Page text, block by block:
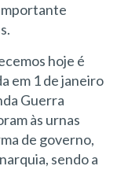
hoje é
em 1 de janeiro
Guerra
às urnas
de governo,
sendo a